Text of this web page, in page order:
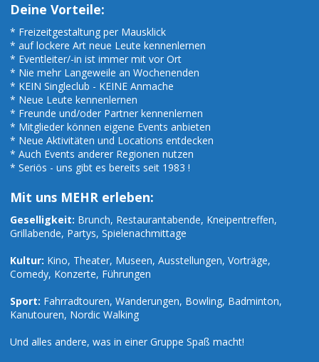
Deine Vorteile:
* Freizeitgestaltung per Mausklick
* auf lockere Art neue Leute kennenlernen
* Eventleiter/-in ist immer mit vor Ort
* Nie mehr Langeweile an Wochenenden
* KEIN Singleclub - KEINE Anmache
* Neue Leute kennenlernen
* Freunde und/oder Partner kennenlernen
* Mitglieder können eigene Events anbieten
* Neue Aktivitäten und Locations entdecken
* Auch Events anderer Regionen nutzen
* Seriös - uns gibt es bereits seit 1983 !
Mit uns MEHR erleben:
Geselligkeit: Brunch, Restaurantabende, Kneipentreffen,
Grillabende, Partys, Spielenachmittage
Kultur: Kino, Theater, Museen, Ausstellungen, Vorträge,
Comedy, Konzerte, Führungen
Sport: Fahrradtouren, Wanderungen, Bowling, Badminton,
Kanutouren, Nordic Walking
Und alles andere, was in einer Gruppe Spaß macht!